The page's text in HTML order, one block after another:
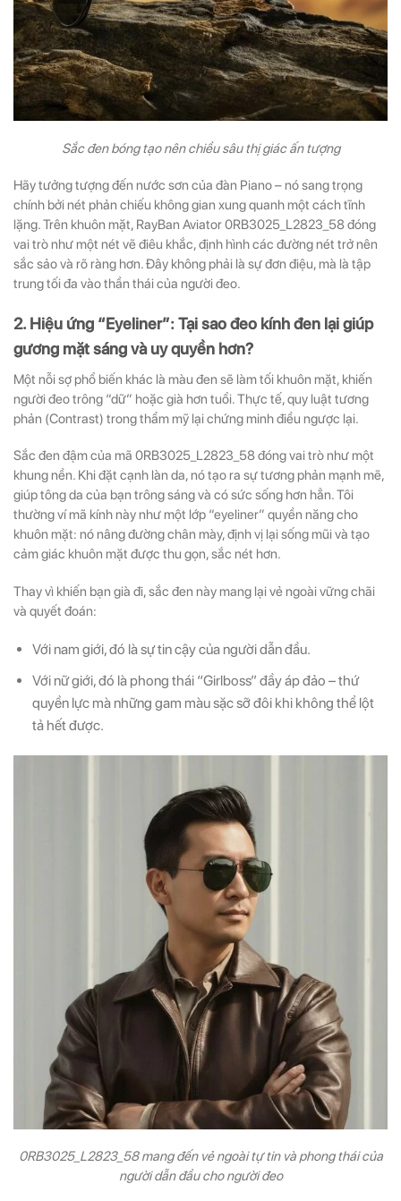
Sắc đen bóng tạo nên chiều sâu thị giác ấn tượng
Hãy tưởng tượng đến nước sơn của đàn Piano – nó sang trọng
chính bởi nét phản chiếu không gian xung quanh một cách tĩnh
lặng. Trên khuôn mặt, RayBan Aviator 0RB3025_L2823_58 đóng
vai trò như một nét vẽ điêu khắc, định hình các đường nét trở nên
sắc sảo và rõ ràng hơn. Đây không phải là sự đơn điệu, mà là tập
trung tối đa vào thần thái của người đeo.
2. Hiệu ứng “Eyeliner”: Tại sao đeo kính đen lại giúp
gương mặt sáng và uy quyền hơn?
Một nỗi sợ phổ biến khác là màu đen sẽ làm tối khuôn mặt, khiến
người đeo trông “dữ” hoặc già hơn tuổi. Thực tế, quy luật tương
phản (Contrast) trong thẩm mỹ lại chứng minh điều ngược lại.
Sắc đen đậm của mã 0RB3025_L2823_58 đóng vai trò như một
khung nền. Khi đặt cạnh làn da, nó tạo ra sự tương phản mạnh mẽ,
giúp tông da của bạn trông sáng và có sức sống hơn hẳn. Tôi
thường ví mã kính này như một lớp “eyeliner” quyền năng cho
khuôn mặt: nó nâng đường chân mày, định vị lại sống mũi và tạo
cảm giác khuôn mặt được thu gọn, sắc nét hơn.
Thay vì khiến bạn già đi, sắc đen này mang lại vẻ ngoài vững chãi
và quyết đoán:
Với nam giới, đó là sự tin cậy của người dẫn đầu.
Với nữ giới, đó là phong thái “Girlboss” đầy áp đảo – thứ
quyền lực mà những gam màu sặc sỡ đôi khi không thể lột
tả hết được.
0RB3025_L2823_58 mang đến vẻ ngoài tự tin và phong thái của
người dẫn đầu cho người đeo